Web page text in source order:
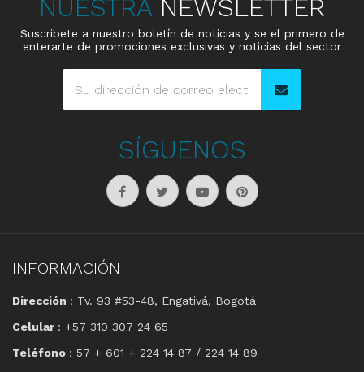
NUESTRA NEWSLETTER
Suscribete a nuestro boletín de noticias y se el primero de
enterarte de promociones exclusivas y noticias del sector
SÍGUENOS
INFORMACIÓN
Dirección : Tv. 93 #53-48, Engativá, Bogotá
Celular : +57 310 307 24 65
Teléfono : 57 + 601 + 224 14 87 / 224 14 89